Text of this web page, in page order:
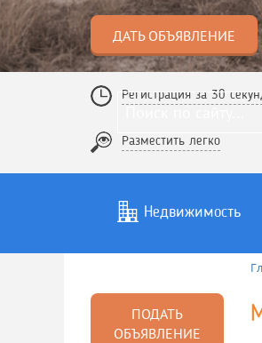
ДАТЬ ОБЪЯВЛЕНИЕ
Регистрация за 30
Разместить легко
Недвижимость
Услуги
ПОДАТЬ
ОБЪЯВЛЕНИЕ